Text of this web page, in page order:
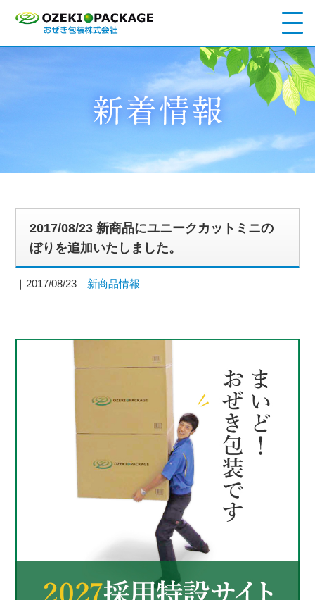
2017/08/23 新商品にユニークカットミニの
ぼりを追加いたしました。
2017/08/23 新商品情報